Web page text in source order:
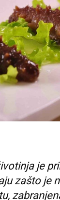
je
zašto je